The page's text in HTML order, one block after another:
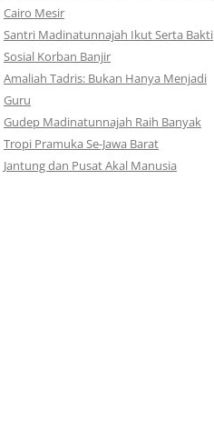
Cairo Mesir
Santri Madinatunnajah Ikut Serta Bakti
Sosial Korban Banjir
Amaliah Tadris: Bukan Hanya Menjadi
Guru
Gudep Madinatunnajah Raih Banyak
Tropi Pramuka Se-Jawa Barat
Jantung dan Pusat Akal Manusia